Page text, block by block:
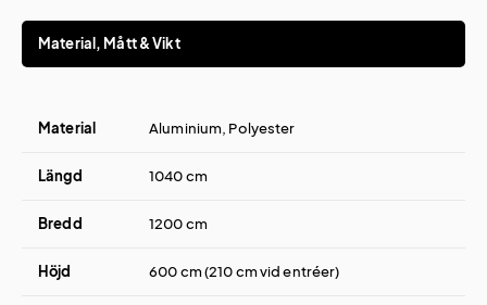
Material, Mått & Vikt
Material Aluminium, Polyester
Längd 1040 cm
Bredd 1200 cm
Höjd 600 cm (210 cm vid entréer)